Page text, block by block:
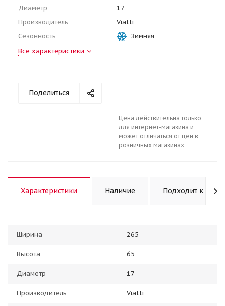
Диаметр
17
Производитель
Viatti
Сезонность
Зимняя
Все характеристики
Поделиться
Цена действительна только
для интернет-магазина и
может отличаться от цен в
розничных магазинах
Характеристики Наличие Подходит к авто
Ширина 265
Высота 65
Диаметр 17
Производитель Viatti